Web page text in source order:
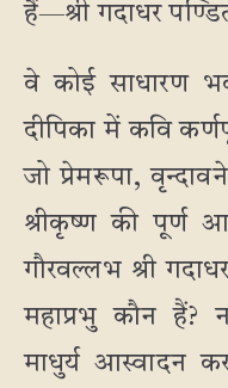
हैं—श्री गदाधर
वे कोई साधारण
दीपिका में कवि
जो प्रेमरूपा,
श्रीकृष्ण की पूर्ण
गौरवल्लभ श्री
महाप्रभु कौन हैं?
माधुर्य आस्वादन